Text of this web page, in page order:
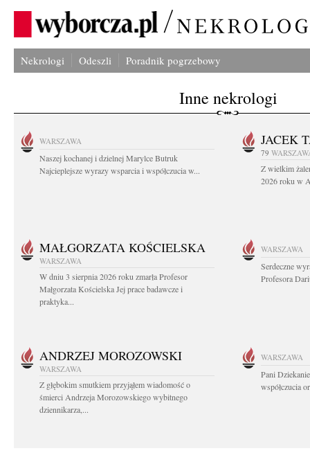
Nekrologi Odeszli Poradnik pogrzebowy
Inne nekrologi
WARSZAWA
Naszej kochanej i dzielnej Marylce Butruk
Najcieplejsze wyrazy wsparcia i współczucia w...
JACEK
79
Z wielkim
2026 roku w
MAŁGORZATA KOŚCIELSKA
WARSZAWA
W dniu 3 sierpnia 2026 roku zmarła Profesor
Małgorzata Kościelska Jej prace badawcze i
praktyka...
WARSZAWA
Serdeczne
Profesora
ANDRZEJ MOROZOWSKI
WARSZAWA
Z głębokim smutkiem przyjąłem wiadomość o
śmierci Andrzeja Morozowskiego wybitnego
dziennikarza,...
WARSZAWA
Pani
współczucia